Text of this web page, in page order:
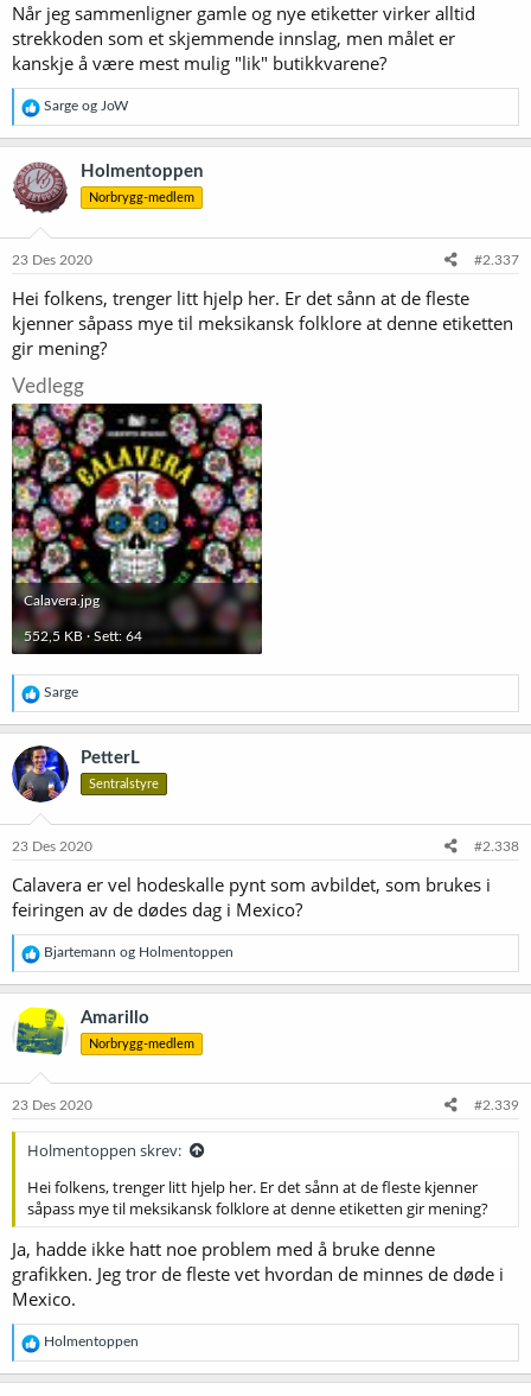
:
Når jeg sammenligner gamle og nye etiketter virker alltid
strekkoden som et skjemmende innslag, men målet er
kanskje å være mest mulig "lik" butikkvarene?
R
e
a
k
s
j
o
e
:
Sarge og JoW
Holmentoppen
Norbrygg-medlem
23 Des 2020 #2.337
Hei folkens, trenger litt hjelp her. Er det sånn at de fleste
kjenner såpass mye til meksikansk folklore at denne etiketten
gir mening?
Vedlegg
Calavera.jpg
552,5 KB · Sett: 64
R
e
a
k
s
j
o
e
:
Sarge
PetterL
Sentralstyre
23 Des 2020 #2.338
Calavera er vel hodeskalle pynt som avbildet, som brukes i
feiringen av de dødes dag i Mexico?
R
e
a
k
s
j
e
Bjartemann og Holmentoppen
Amarillo
Norbrygg-medlem
23 Des 2020 #2.339
Holmentoppen skrev:
Hei folkens, trenger litt hjelp her. Er det sånn at de fleste kjenner
såpass mye til meksikansk folklore at denne etiketten gir mening?
Ja, hadde ikke hatt noe problem med å bruke denne
grafikken. Jeg tror de fleste vet hvordan de minnes de døde i
Mexico.
R
e
a
Holmentoppen